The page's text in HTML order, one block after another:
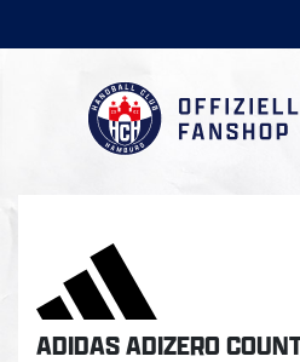
ADIDAS ADIZERO